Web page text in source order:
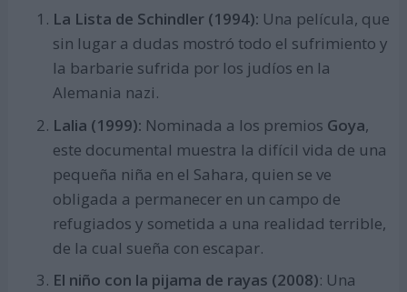
La Lista de Schindler (1994): Una película, que
sin lugar a dudas mostró todo el sufrimiento y
la barbarie sufrida por los judíos en la
Alemania nazi.
Lalia (1999): Nominada a los premios Goya,
este documental muestra la difícil vida de una
pequeña niña en el Sahara, quien se ve
obligada a permanecer en un campo de
refugiados y sometida a una realidad terrible,
de la cual sueña con escapar.
El niño con la pijama de rayas (2008): Una